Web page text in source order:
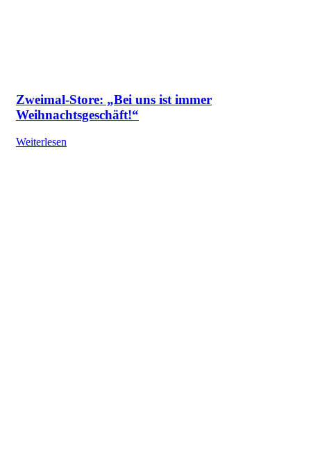
Zweimal-Store: „Bei uns ist immer
Weihnachtsgeschäft!“
Weiterlesen